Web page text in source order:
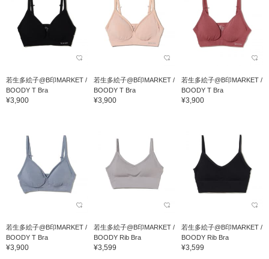
若生多絵子@B印MARKET /
BOODY T Bra
¥3,900
若生多絵子@B印MARKET /
BOODY T Bra
¥3,900
若生多絵子@B印MARKET /
BOODY T Bra
¥3,900
若生多絵子@B印MARKET /
BOODY T Bra
¥3,900
若生多絵子@B印MARKET /
BOODY Rib Bra
¥3,599
若生多絵子@B印MARKET /
BOODY Rib Bra
¥3,599